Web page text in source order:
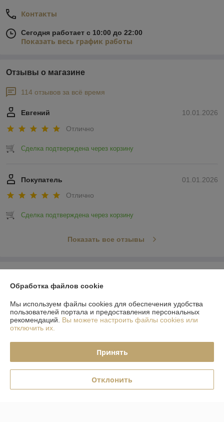
Контакты
Сегодня работает с 10:00 до 22:00
Показать весь график работы
Отзывы о магазине
114 отзывов за всё время
10.01.2026
Евгений
Отлично
Сделка подтверждена через корзину
01.01.2026
Покупатель
Отлично
Сделка подтверждена через корзину
Показать все отзывы
Доставка и оплата
График работы
Политика обработки cookies
Обработка файлов cookie
Мы используем файлы cookies для обеспечения удобства
пользователей портала и предоставления персональных
рекомендаций. Вы можете настроить файлы cookies или
отключить их.
Принять
Отклонить